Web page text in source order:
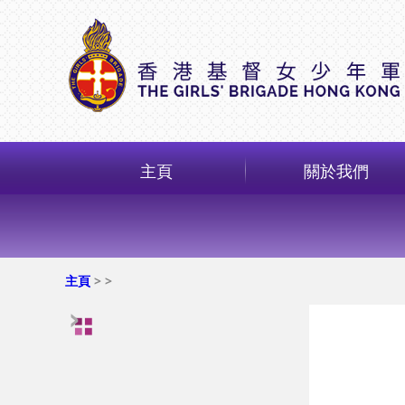
主頁 關於我們
主頁 > >